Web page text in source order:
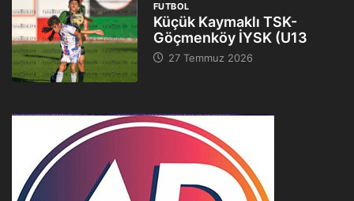
FUTBOL
Küçük Kaymaklı TSK-
Göçmenköy İYSK (U13
27 Temmuz 2026